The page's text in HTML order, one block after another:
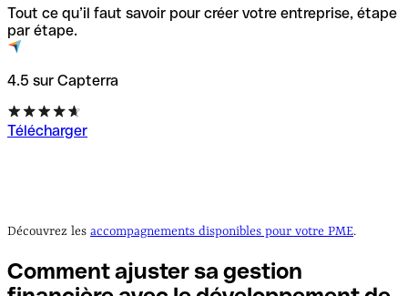
Tout ce qu’il faut savoir pour créer votre entreprise, étape
par étape.
4.5 sur Capterra
Télécharger
Découvrez les accompagnements disponibles pour votre PME.
Comment ajuster sa gestion